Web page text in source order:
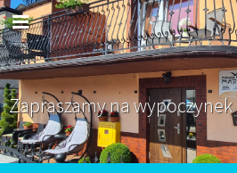
Zapraszamy na wypoczynek